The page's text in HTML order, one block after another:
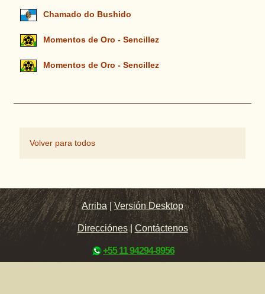
Chamado do Bushido
Momentos de Oro - Sencillez
Momentos de Oro - Sencillez
Volver para todos
Arriba |Versión Desktop
Direcciónes| Contáctenos
+55 11 94294-8956